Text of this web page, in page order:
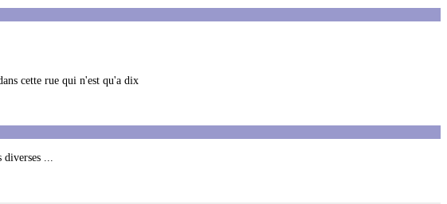
cette rue qui n'est qu'a dix
...